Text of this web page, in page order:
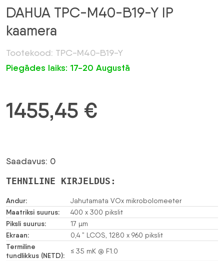
DAHUA TPC-M40-B19-Y IP
kaamera
Tootekood: TPC-M40-B19-Y
Piegādes laiks: 17-20 Augustā
1455,45 €
Saadavus: 0
TEHNILINE KIRJELDUS:
Andur: Jahutamata VOx mikrobolomeeter
Maatriksi suurus: 400 x 300 pikslit
Piksli suurus: 17 µm
Ekraan: 0,4 ” LCOS, 1280 x 960 pikslit
Termiline
tundlikkus (NETD):
≤ 35 mK @ F1.0